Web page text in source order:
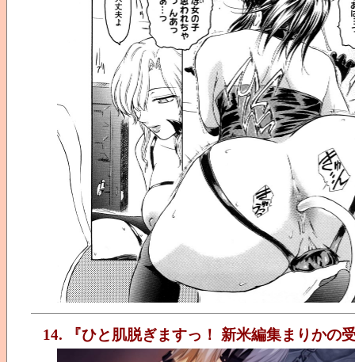
14. 『ひと肌脱ぎますっ！ 新米編集まりかの